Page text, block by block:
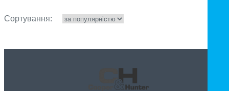
Сортування: